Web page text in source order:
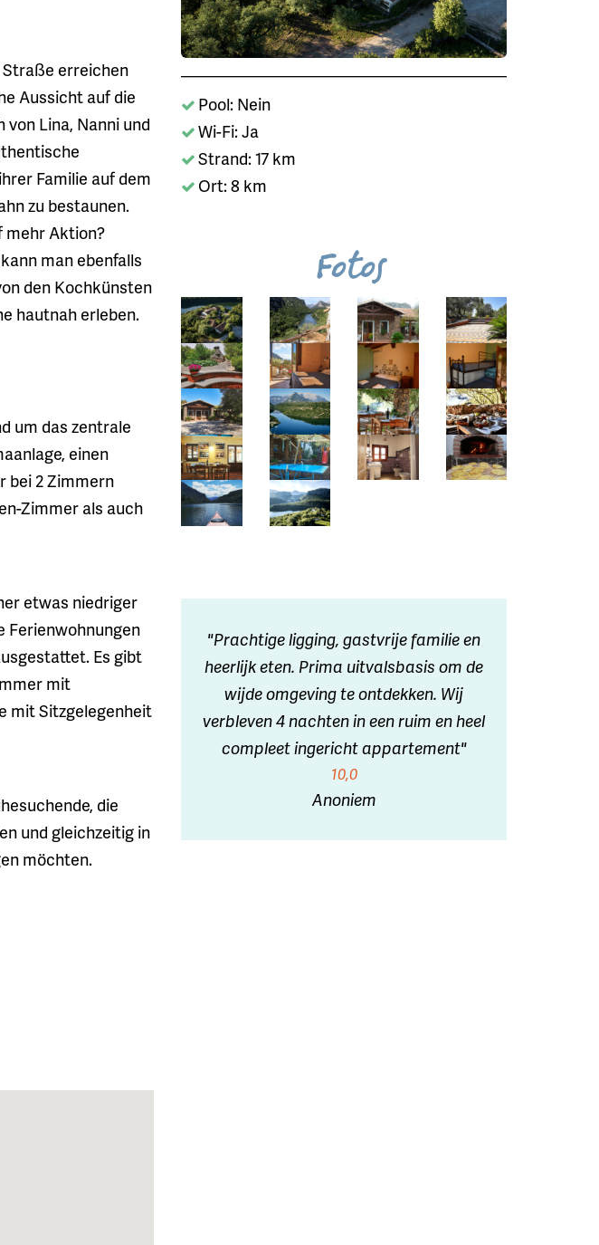
erreichen
Aussicht auf die
Lina, Nanni und
Familie auf dem
zu bestaunen.
mehr Aktion?
man ebenfalls
den Kochkünsten
hautnah erleben.
um das zentrale
einen
bei 2 Zimmern
Zimmer als auch
etwas niedriger
Ferienwohnungen
Es gibt
mit
mit Sitzgelegenheit
die
und gleichzeitig in
möchten.
Pool: Nein
Wi-Fi: Ja
Strand: 17 km
Ort: 8 km
Fotos
"Prachtige ligging, gastvrije familie en
heerlijk eten. Prima uitvalsbasis om de
wijde omgeving te ontdekken. Wij
verbleven 4 nachten in een ruim en heel
compleet ingericht appartement"
10,0
Anoniem